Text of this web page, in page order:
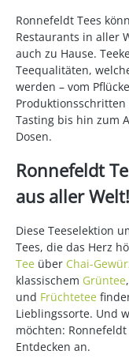
Ronnefeldt Tees
Restaurants in aller
auch zu Hause.
Teequalitäten,
werden – vom
Tasting bis hin zum
Dosen.
Ronnefeldt
aus aller Welt!
Diese Teeselektion
Tees, die das Herz
Tee über Chai-
klassischem Grüntee,
und Früchtetee
Lieblingssorte. Und
möchten:
Entdecken an.